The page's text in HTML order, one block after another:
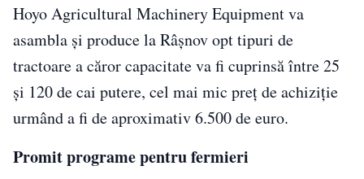
Hoyo Agricultural Machinery Equipment va
asambla şi produce la Râşnov opt tipuri de
tractoare a căror capacitate va fi cuprinsă între 25
şi 120 de cai putere, cel mai mic preţ de achiziţie
urmând a fi de aproximativ 6.500 de euro.
Promit programe pentru fermieri